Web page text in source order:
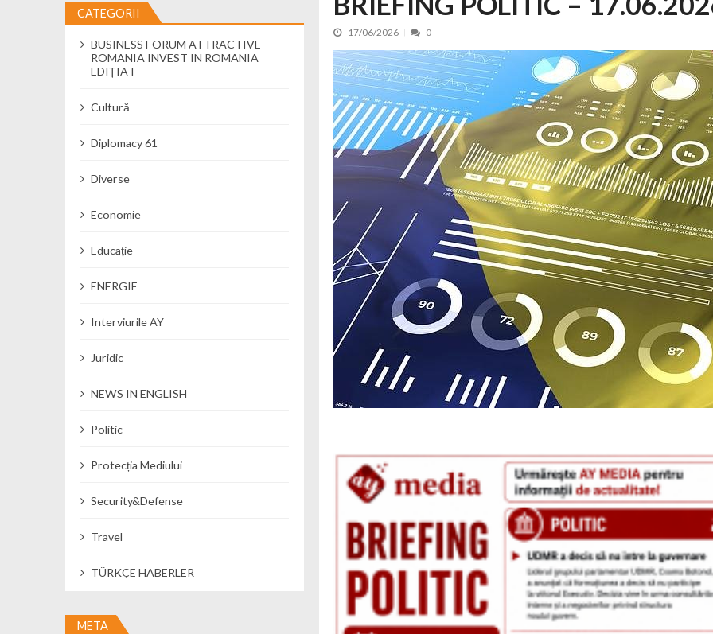
Cseke Attila: Am creat, până în prezent, peste 5.000 de noi locuri în creșe...
Încă o creșă modernă pentru Alba: 40 de locuri noi la Zlatna prin Programul...
Ministerul Mediului derulează dezbaterea publică pentru proiectul de lege care... 15/07/2026
Percheziții și flagrant în Neamț: canabis descoperit într-un colet și ascu... 15/07/2026
Ministerul Apărării Naționale participă la efortul național pentru protejar... 04/08/2026
Dobânzi de pânã la 7,50% la ediția FIDELIS din luna august 04/08/2026
MMAP pune în consultare publică proiectul Catalogului național al zonelor pri... 04/08/2026
17/06/2026 0
CATEGORII
BUSINESS FORUM ATTRACTIVE
ROMANIA INVEST IN ROMANIA
EDIȚIA I
Cultură
Diplomacy 61
Diverse
Economie
Educație
ENERGIE
Interviurile AY
Juridic
NEWS IN ENGLISH
Politic
Protecția Mediului
Security&Defense
Travel
TÜRKÇE HABERLER
META